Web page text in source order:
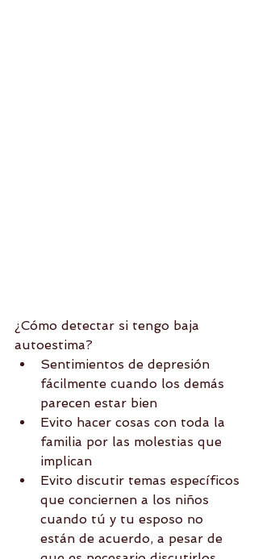
¿Cómo detectar si tengo baja
autoestima?
Sentimientos de depresión
fácilmente cuando los demás
parecen estar bien
Evito hacer cosas con toda la
familia por las molestias que
implican
Evito discutir temas específicos
que conciernen a los niños
cuando tú y tu esposo no
están de acuerdo, a pesar de